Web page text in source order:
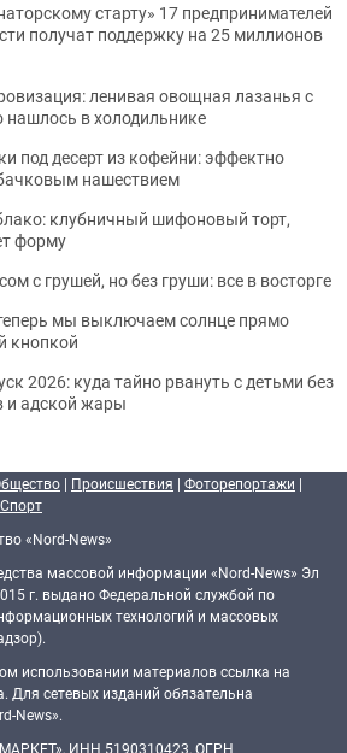
старту» 17 предпринимателей
получат поддержку на 25 миллионов
ленивая овощная лазанья с
нашлось в холодильнике
под десерт из кофейни: эффектно
нашествием
клубничный шифоновый торт,
форму
с грушей, но без груши: все в восторге
мы выключаем солнце прямо
кнопкой
2026: куда тайно рвануть с детьми без
и адской жары
| Происшествия | Фоторепортажи |
Спорт
«Nord-News»
массовой информации «Nord-News» Эл
г. выдано Федеральной службой по
технологий и массовых
использовании материалов ссылка на
Для сетевых изданий обязательна
News».
ИНН 5190310423, ОГРН